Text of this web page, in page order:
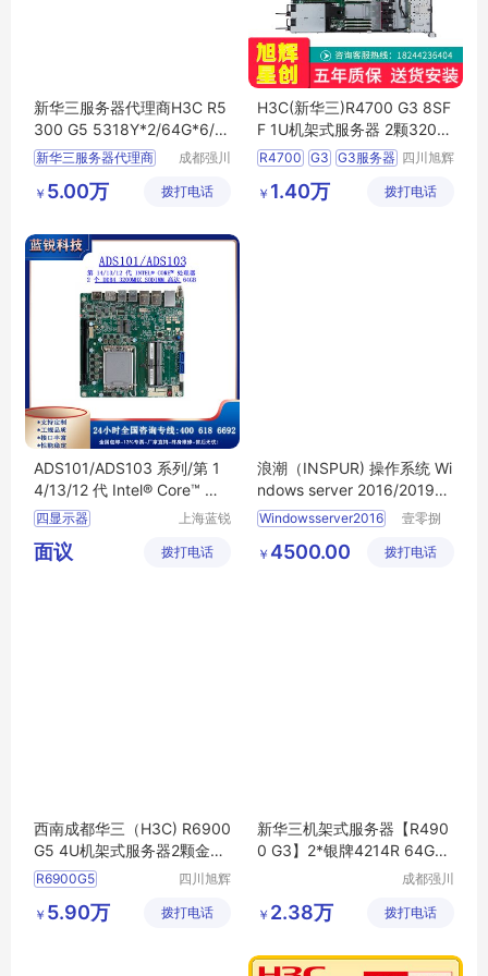
新华三服务器代理商H3C R5
300 G5 5318Y*2/64G*6/2.
4T*3/9361-1G缓存
新华三服务器代理商
成都强川
公司
￥ 5.00万 拨打电话
H3C(新华三)R4700 G3 8SF
F 1U机架式服务器 2颗3204/
32GB/2块1.2TBSAS
R4700 G3 G3服务器 四川旭辉
有限公司
￥ 1.40万 拨打电话
ADS101/ADS103 系列/第 1
4/13/12 代 Intel® Core™ 处
理器
四显示器
支持高达4K2K的分
多重扩展
上海蓝锐
有限公司
面议 拨打电话
浪潮（INSPUR) 操作系统 Wi
ndows server 2016/2019标
准中文版
Windowsserver2016
壹零捌
计算机有
￥ 4500.00 拨打电话
西南成都华三（H3C) R6900
G5 4U机架式服务器2颗金牌
5318H
R6900G5
4U机架式服务器
四川旭辉
有限公司
￥ 5.90万 拨打电话
新华三机架式服务器【R490
0 G3】2*银牌4214R 64G内
成都强川
公司
￥ 2.38万 拨打电话